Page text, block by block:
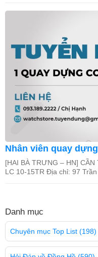
Nhân viên quay
[HAI BÀ TRƯNG – HN]
LC 10-15TR Địa chỉ: 97
Danh mục
Chuyên mục Top List (198)